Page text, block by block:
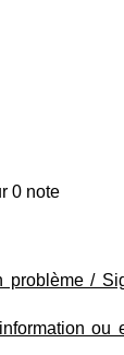
0 note
problème /
ou